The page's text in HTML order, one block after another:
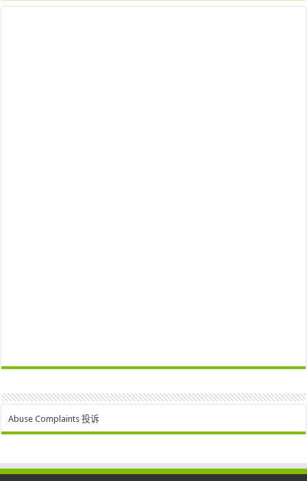
Abuse Complaints 投诉